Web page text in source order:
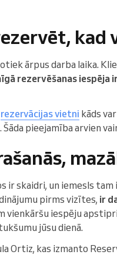
kad
ārpus darba laika.
rezervēšanas iespēja
rezervācijas vietni kāds
Šāda pieejamība arvien
ir skaidri, un iemesls
pirms vizītes, ir
vienkāršu iespēju
jūsu dienā.
Ortiz, kas izmanto